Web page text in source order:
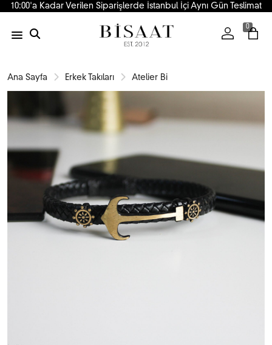
10:00'a Kadar Verilen Siparişlerde İstanbul İçi Aynı Gün Teslimat
0
Ana Sayfa Erkek Takıları Atelier Bi